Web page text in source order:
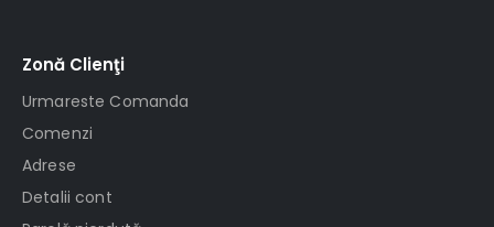
Zonă Clienţi
Urmareste Comanda
Comenzi
Adrese
Detalii cont